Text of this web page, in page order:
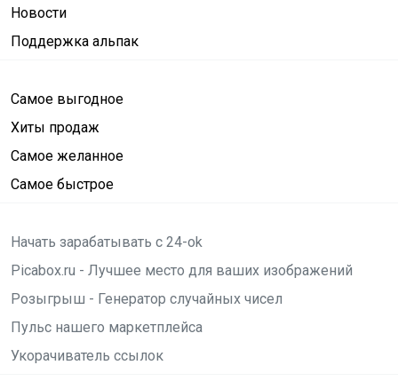
Новости
Поддержка альпак
Самое выгодное
Хиты продаж
Самое желанное
Самое быстрое
Начать зарабатывать с 24-ok
Picabox.ru - Лучшее место для ваших изображений
Розыгрыш - Генератор случайных чисел
Пульс нашего маркетплейса
Укорачиватель ссылок